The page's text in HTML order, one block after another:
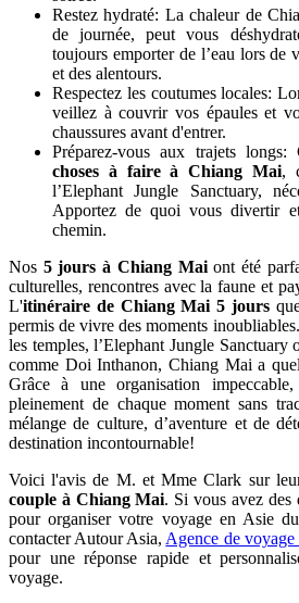
Restez hydraté: La chaleur de
de journée, peut vous
toujours emporter de l’eau lors de
et des alentours.
Respectez les coutumes locales:
veillez à couvrir vos épaules et
chaussures avant d'entrer.
Préparez-vous aux trajets longs:
choses à faire à Chiang Mai,
l’Elephant Jungle Sanctuary,
Apportez de quoi vous divertir
chemin.
Nos 5 jours à Chiang Maiont été
culturelles, rencontres avec la faune et
L'itinéraire de Chiang Mai 5 jours
permis de vivre des moments
les temples, l’Elephant Jungle Sanctuary
comme Doi Inthanon, Chiang Mai a
Grâce à une organisation
pleinement de chaque moment sans
mélange de culture, d’aventure et de
destination incontournable!
Voici l'avis de M. et Mme Clark sur
couple à Chiang Mai. Si vous avez des
pour organiser votre voyage en Asie
contacter Autour Asia, Agence de
pour une réponse rapide et
voyage.